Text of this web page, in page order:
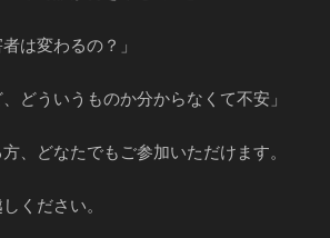
は変わるの？」
、どういうものか分からなくて不安」
、どなたでもご参加いただけます。
ください。